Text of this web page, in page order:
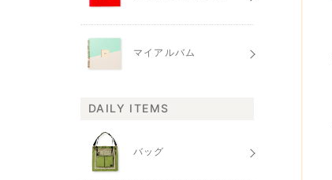
マイアルバム
DAILY ITEMS
バッグ